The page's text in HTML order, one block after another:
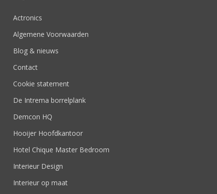
Actronics
Algemene Voorwaarden
Blog & nieuws
Contact
Cookie statement
De Intrema borrelplank
Demcon HQ
Hooijer Hoofdkantoor
Hotel Chique Master Bedroom
Interieur Design
Interieur op maat